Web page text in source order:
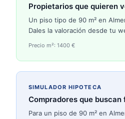
Propietarios que quieren
Un piso tipo de 90 m² en
Dales la valoración desde tu
Precio m²: 1400 €
SIMULADOR HIPOTECA
Compradores que
Para un piso de 90 m² en